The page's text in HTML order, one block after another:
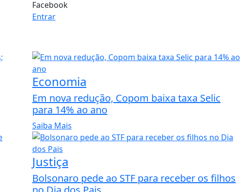
Facebook
Entrar
Economia
Em nova redução, Copom baixa taxa Selic
para 14% ao ano
Saiba Mais
Justiça
Bolsonaro pede ao STF para receber os filhos